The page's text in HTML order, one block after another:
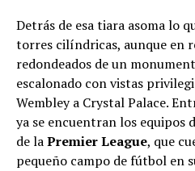
Detrás de esa tiara asoma lo
torres cilíndricas, aunque en
redondeados de un
escalonado con vistas
Wembley a Crystal Palace.
ya se encuentran los equipos
de laPremier League, que
pequeño campo de fútbol en